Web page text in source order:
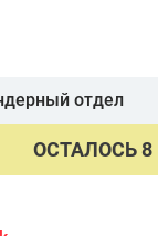
отдел
ОСТАЛОСЬ 8